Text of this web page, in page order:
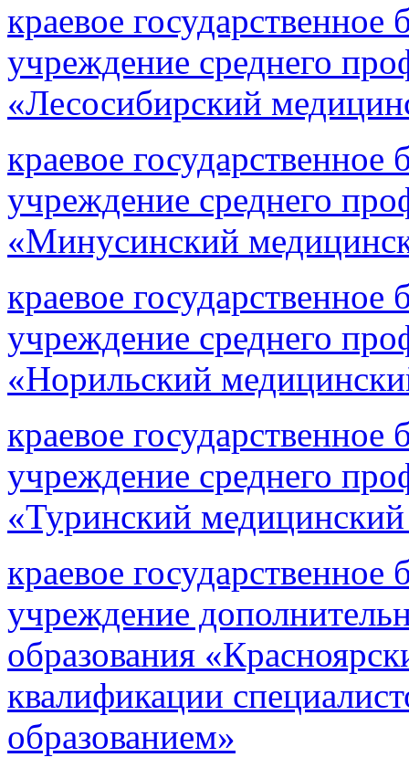
краевое
учреждение среднего
«Лесосибирский
краевое
учреждение среднего
«Минусинский
краевое
учреждение среднего
«Норильский
краевое
учреждение среднего
«Туринский
краевое
учреждение
образования
квалификации
образованием»